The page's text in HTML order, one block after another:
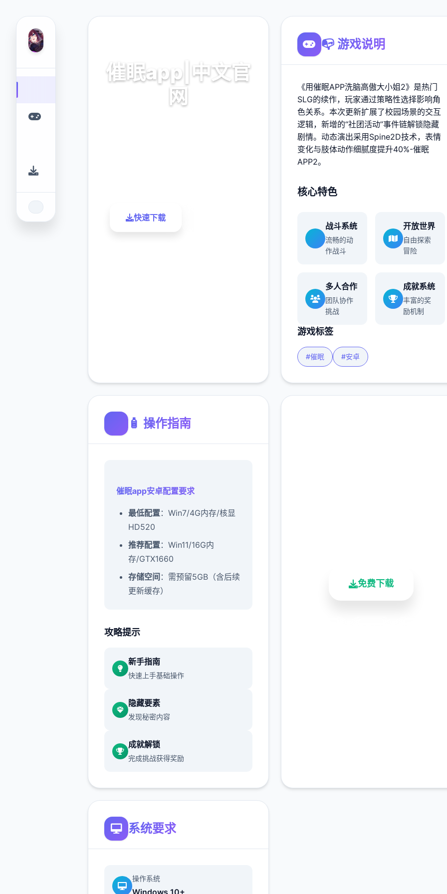
催眠app|中文官
网
快速下载
📭 游戏说明
《用催眠APP洗脑高傲大小姐2》是热门
SLG的续作，玩家通过策略性选择影响角
色关系。本次更新扩展了校园场景的交互
逻辑，新增的“社团活动”事件链解锁隐藏
剧情。动态演出采用Spine2D技术，表情
变化与肢体动作细腻度提升40%-催眠
APP2。
核心特色
战斗系统
流畅的动
作战斗
开放世界
自由探索
冒险
多人合作
团队协作
挑战
成就系统
丰富的奖
励机制
游戏标签
#催眠 #安卓
🧴 操作指南
催眠app安卓配置要求
​最低配置​​：Win7/4G内存/核显
HD520
​推荐配置​​：Win11/16G内
存/GTX1660
​存储空间​ ​：需预留5GB（含后续
更新缓存）
催眠app攻略：
新增chuang戏功能
现在可以进行床戏教学了
体育仓库和保健室均可触发chuang
戏，但目前体育仓库尚未实装
但为方便进度报告版体验，现调整
为角色等级≥10时开放
新增毛剃除功能
该功能其实早已开发完成，但因未
中使用。
攻略提示
新手指南
快速上手基础操作
隐藏要素
发现秘密内容
成就解锁
完成挑战获得奖励
免费下载
系统要求
操作系统
Windows 10+